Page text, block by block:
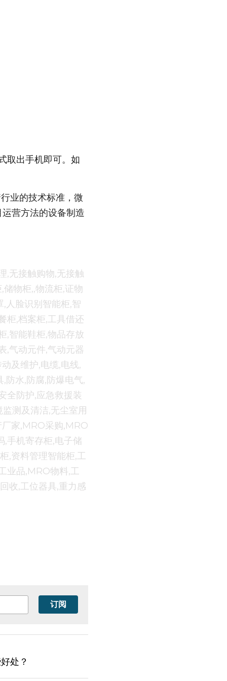
取出手机即可。如
业的技术标准，微
营方法的设备制造
,无接触购物,无接触
物柜,,物流柜,证物
,人脸识别智能柜,智
柜,档案柜,工具借还
,智能鞋柜,物品存放
,气动元件,气动元器
及维护,电缆,电线,
防水,防腐,防爆电气,
全防护,应急救援装
测及清洁,无尘室用
厂家,MRO采购,MRO
,手机寄存柜,电子储
,资料管理智能柜,工
业品,MRO物料,工
收,工位器具,重力感
订阅
处？